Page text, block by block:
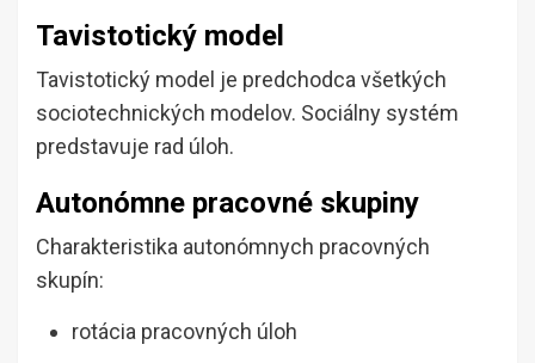
Tavistotický model
Tavistotický model je predchodca všetkých
sociotechnických modelov. Sociálny systém
predstavuje rad úloh.
Autonómne pracovné skupiny
Charakteristika autonómnych pracovných
skupín:
rotácia pracovných úloh